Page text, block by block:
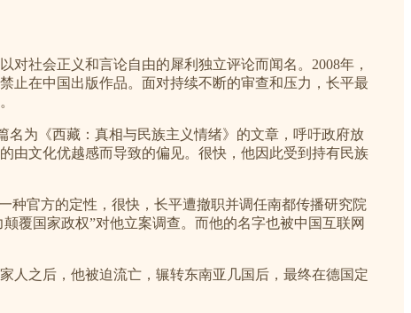
社会正义和言论自由的犀利独立评论而闻名。2008年，
止在中国出版作品。面对持续不断的审查和压力，长平最
名为《西藏：真相与民族主义情绪》的文章，呼吁政府放
由文化优越感而导致的偏见。很快，他因此受到持有民族
种官方的定性，很快，长平遭撤职并调任南都传播研究院
覆国家政权”对他立案调查。而他的名字也被中国互联网
人之后，他被迫流亡，辗转东南亚几国后，最终在德国定